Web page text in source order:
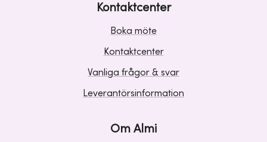
Kontaktcenter
Boka möte
Kontaktcenter
Vanliga frågor & svar
Leverantörsinformation
Om Almi